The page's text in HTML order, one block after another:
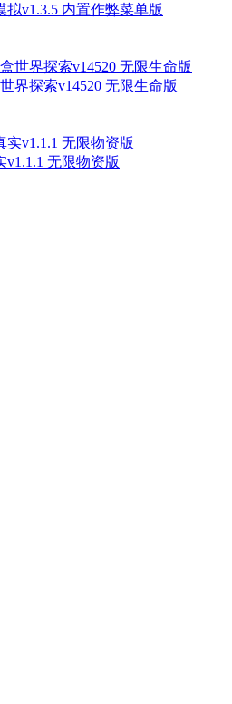
v1.3.5 内置作弊菜单版
界探索v14520 无限生命版
无限物资版